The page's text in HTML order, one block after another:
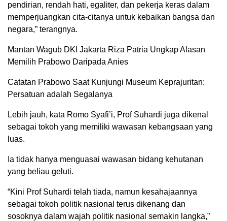
pendirian, rendah hati, egaliter, dan pekerja keras dalam
memperjuangkan cita-citanya untuk kebaikan bangsa dan
negara,” terangnya.
Mantan Wagub DKI Jakarta Riza Patria Ungkap Alasan
Memilih Prabowo Daripada Anies
Catatan Prabowo Saat Kunjungi Museum Keprajuritan:
Persatuan adalah Segalanya
Lebih jauh, kata Romo Syafi’i, Prof Suhardi juga dikenal
sebagai tokoh yang memiliki wawasan kebangsaan yang
luas.
Ia tidak hanya menguasai wawasan bidang kehutanan
yang beliau geluti.
“Kini Prof Suhardi telah tiada, namun kesahajaannya
sebagai tokoh politik nasional terus dikenang dan
sosoknya dalam wajah politik nasional semakin langka,”